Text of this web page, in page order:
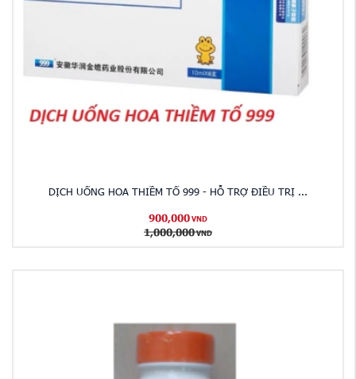
DỊCH UỐNG HOA THIỀM TỐ 999 - HỖ TRỢ ĐIỀU TRỊ ...
900,000 VND
1,000,000 VND